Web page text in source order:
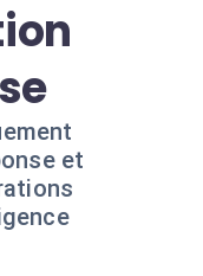
et